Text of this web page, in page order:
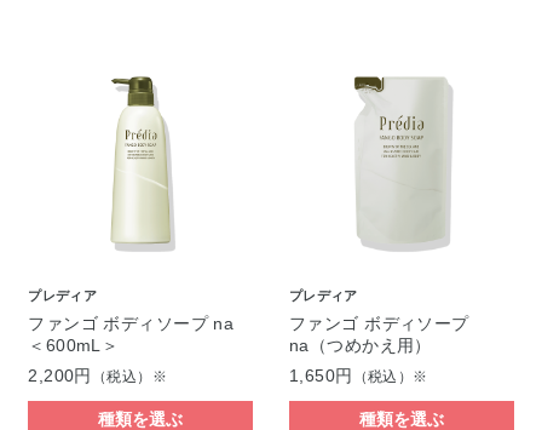
プレディア
ファンゴ ボディソープ na
＜600mL＞
2,200円
（税込）※
種類を選ぶ
プレディア
ファンゴ ボディソープ
na（つめかえ用）
1,650円
（税込）※
種類を選ぶ